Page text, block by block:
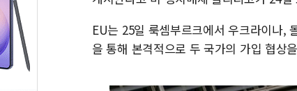
EU는 25일 룩셈부르크에서 우크라이
을 통해 본격적으로 두 국가의 가입 협상